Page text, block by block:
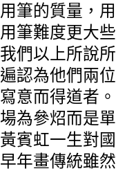
用筆的質量，
用筆難度更大
我們以上所說
遍認為他們兩
寫意而得道者
場為參炤而是
黃賓虹一生對
早年畫傳統雖